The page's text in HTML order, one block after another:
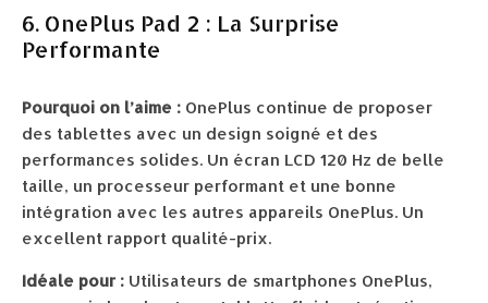
6. OnePlus Pad 2 : La Surprise
Performante
Pourquoi on l’aime : OnePlus continue de proposer
des tablettes avec un design soigné et des
performances solides. Un écran LCD 120 Hz de belle
taille, un processeur performant et une bonne
intégration avec les autres appareils OnePlus. Un
excellent rapport qualité-prix.
Idéale pour : Utilisateurs de smartphones OnePlus,